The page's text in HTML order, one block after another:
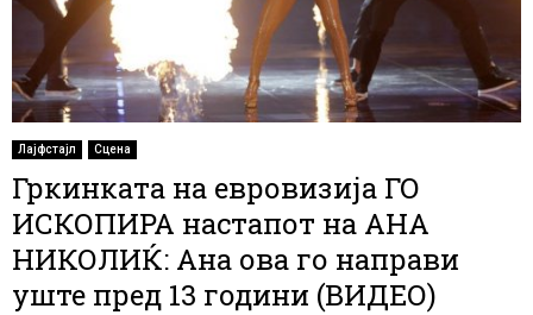
Лајфстајл Сцена
Гркинката на евровизија ГО
ИСКОПИРА настапот на АНА
НИКОЛИЌ: Ана ова го направи
уште пред 13 години (ВИДЕО)